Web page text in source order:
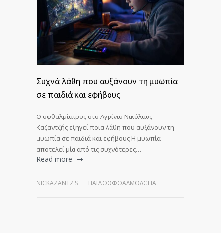
Συχνά λάθη που αυξάνουν τη μυωπία
σε παιδιά και εφήβους
Ο οφθαλμίατρος στο Αγρίνιο Νικόλαος
Καζαντζής εξηγεί ποια λάθη που αυξάνουν τη
μυωπία σε παιδιά και εφήβους Η μυωπία
αποτελεί μία από τις συχνότερες…
Read more
NICKAZANTZIS ΠΑΙΔΟΟΦΘΑΛΜΟΛΟΓΊΑ